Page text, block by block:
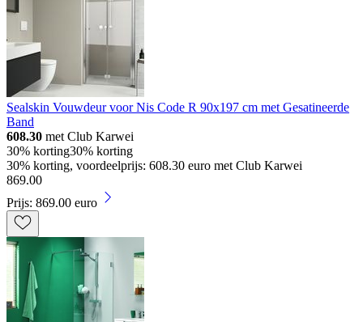
Sealskin Vouwdeur voor Nis Code R 90x197 cm met Gesatineerde
Band
608.30 met Club Karwei
30% korting30% korting
30% korting, voordeelprijs: 608.30 euro met Club Karwei
869.00
Prijs: 869.00 euro